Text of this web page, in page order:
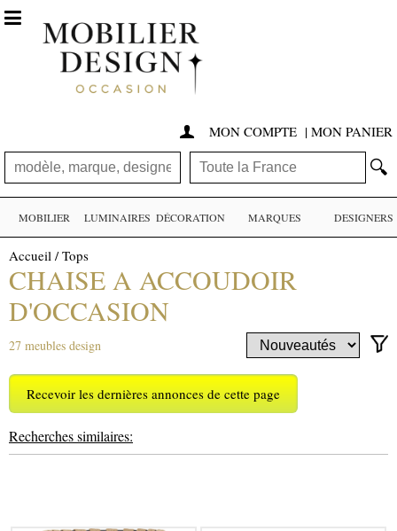
 MON COMPTE | MON PANIER
🔍

MOBILIER LUMINAIRES DÉCORATION MARQUES DESIGNERS
Accueil /Tops
CHAISE A ACCOUDOIR
D'OCCASION
27 meubles design
Recevoir les dernières annonces de cette page
Recherches similaires: